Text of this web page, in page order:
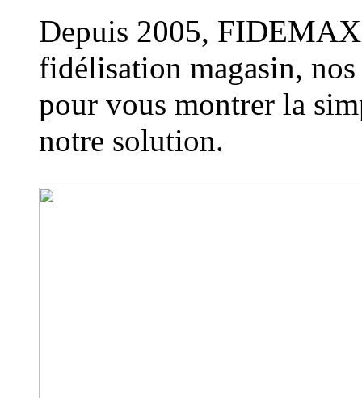
Depuis 2005,
fidélisation magasin,
pour vous montrer la
notre solution.